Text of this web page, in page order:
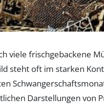
viele frischgebackene
steht oft im starken
Darstellungen von